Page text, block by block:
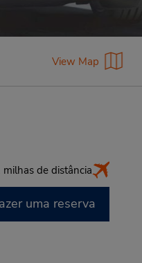
View Map
milhas de distância
uma reserva